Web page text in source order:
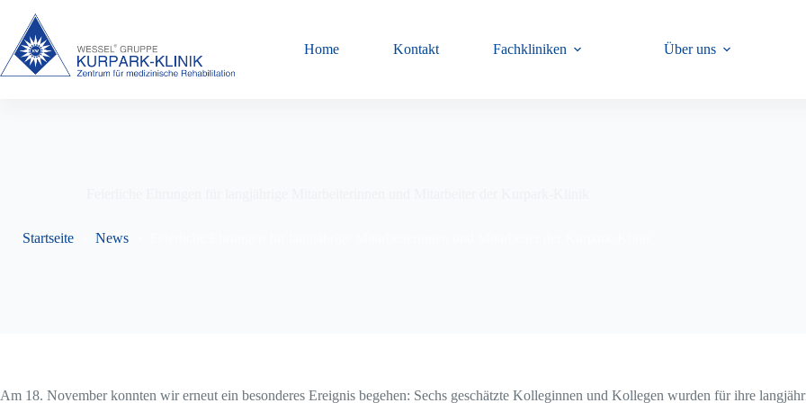
Inhalt
springen
Home Kontakt Fachkliniken Über uns
Startseite News
Am 18. November konnten wir erneut ein besonderes Ereignis begehen: Sechs geschätzte Kolleginnen und Kollegen wurden für ihre